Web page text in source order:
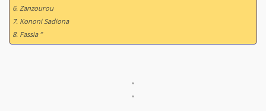
6. Zanzourou
7. Kononi Sadiona
8. Fassia ”
"
"